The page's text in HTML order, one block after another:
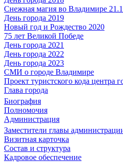
Снежная магия во Владимире
День города 2019
Новый год и Рождество 2020
75 лет Великой Победе
День города 2021
День города 2022
День города 2023
СМИ о городе Владимире
Проект туристского кода центра
Глава города
Биография
Полномочия
Администрация
Заместители главы
Визитная карточка
Состав и структура
Кадровое обеспечение